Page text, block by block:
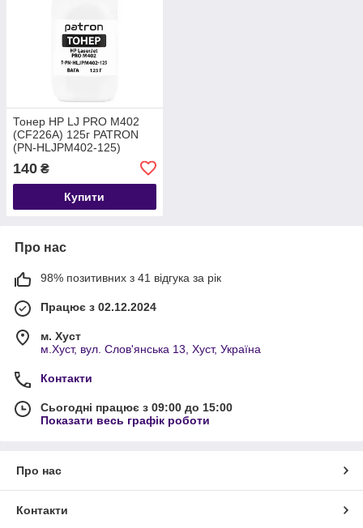
Тонер HP LJ PRO M402
(CF226A) 125г PATRON
(PN-HLJPM402-125)
140 ₴
Купити
Про нас
98% позитивних з 41 відгука за рік
Працює з 02.12.2024
м. Хуст
м.Хуст, вул. Слов'янська 13, Хуст, Україна
Контакти
Сьогодні працює з 09:00 до 15:00
Показати весь графік роботи
Про нас
Контакти